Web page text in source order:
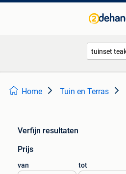
Home Tuin en Terras
Verfijn resultaten
Prijs
van tot